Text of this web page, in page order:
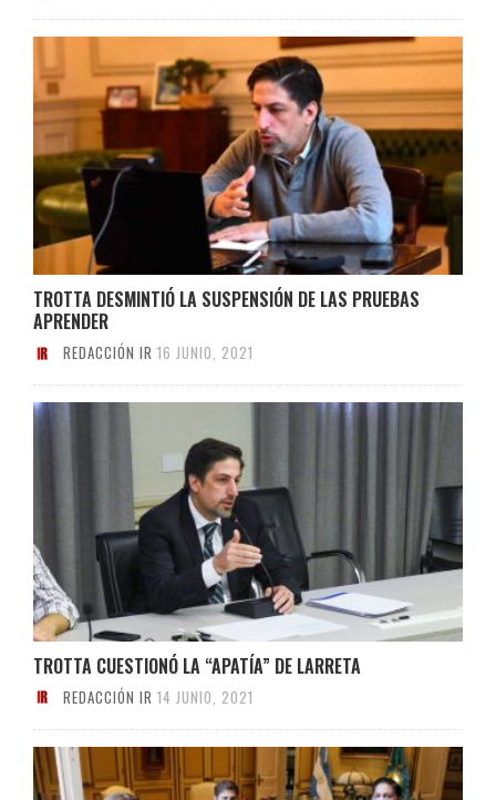
TROTTA DESMINTIÓ LA SUSPENSIÓN DE LAS PRUEBAS
APRENDER
REDACCIÓN IR 16 JUNIO, 2021
TROTTA CUESTIONÓ LA “APATÍA” DE LARRETA
REDACCIÓN IR 14 JUNIO, 2021